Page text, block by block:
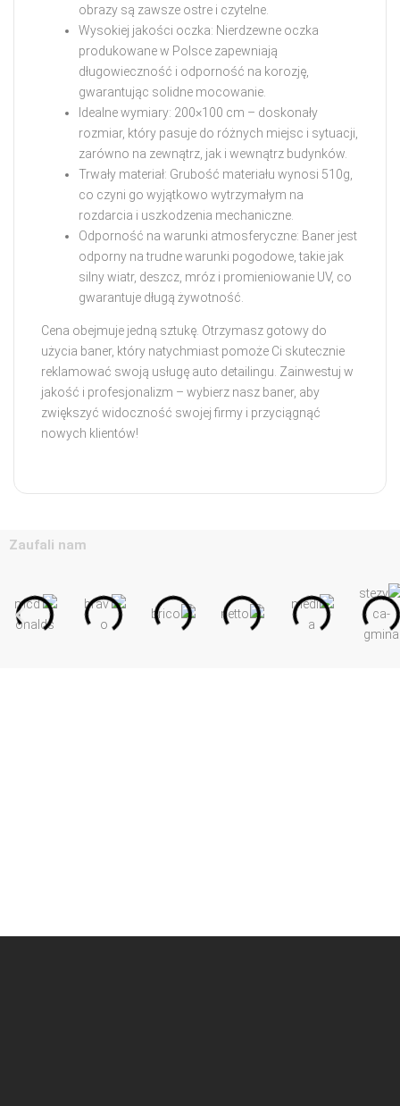
obrazy są zawsze ostre i czytelne.
Wysokiej jakości oczka: Nierdzewne oczka
produkowane w Polsce zapewniają
długowieczność i odporność na korozję,
gwarantując solidne mocowanie.
Idealne wymiary: 200×100 cm – doskonały
rozmiar, który pasuje do różnych miejsc i sytuacji,
zarówno na zewnątrz, jak i wewnątrz budynków.
Trwały materiał: Grubość materiału wynosi 510g,
co czyni go wyjątkowo wytrzymałym na
rozdarcia i uszkodzenia mechaniczne.
Odporność na warunki atmosferyczne: Baner jest
odporny na trudne warunki pogodowe, takie jak
silny wiatr, deszcz, mróz i promieniowanie UV, co
gwarantuje długą żywotność.
Cena obejmuje jedną sztukę. Otrzymasz gotowy do
użycia baner, który natychmiast pomoże Ci skutecznie
reklamować swoją usługę auto detailingu. Zainwestuj w
jakość i profesjonalizm – wybierz nasz baner, aby
zwiększyć widoczność swojej firmy i przyciągnąć
nowych klientów!
Zaufali nam